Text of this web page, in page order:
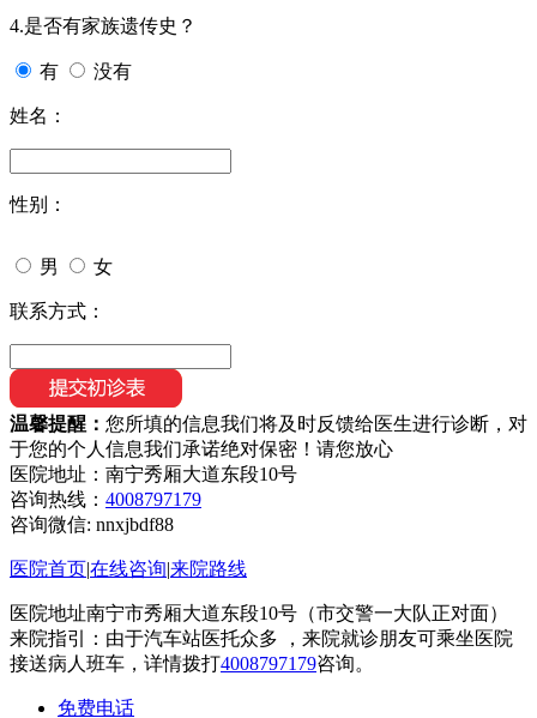
4.是否有家族遗传史？
有 没有
姓名：
性别：
男 女
联系方式：
温馨提醒： 您所填的信息我们将及时反馈给医生进行诊断，对
于您的个人信息我们承诺绝对保密！请您放心
医院地址：南宁秀厢大道东段10号
咨询热线： 4008797179
咨询微信: nnxjbdf88
医院首页|在线咨询|来院路线
医院地址南宁市秀厢大道东段10号（市交警一大队正对面）
来院指引：由于汽车站医托众多 ，来院就诊朋友可乘坐医院
接送病人班车，详情拨打4008797179咨询。
免费电话